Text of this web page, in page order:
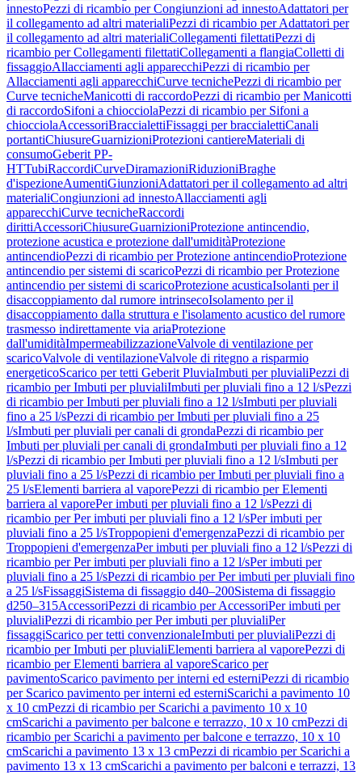
innestoPezzi di ricambio per Congiunzioni ad innestoAdattatori per
il collegamento ad altri materialiPezzi di ricambio per Adattatori per
il collegamento ad altri materialiCollegamenti filettatiPezzi di
ricambio per Collegamenti filettatiCollegamenti a flangiaColletti di
fissaggioAllacciamenti agli apparecchiPezzi di ricambio per
Allacciamenti agli apparecchiCurve tecnichePezzi di ricambio per
Curve tecnicheManicotti di raccordoPezzi di ricambio per Manicotti
di raccordoSifoni a chiocciolaPezzi di ricambio per Sifoni a
chiocciolaAccessoriBraccialettiFissaggi per braccialettiCanali
portantiChiusureGuarnizioniProtezioni cantiereMateriali di
consumoGeberit PP-
HTTubiRaccordiCurveDiramazioniRiduzioniBraghe
d'ispezioneAumentiGiunzioniAdattatori per il collegamento ad altri
materialiCongiunzioni ad innestoAllacciamenti agli
apparecchiCurve tecnicheRaccordi
dirittiAccessoriChiusureGuarnizioniProtezione antincendio,
protezione acustica e protezione dall'umiditàProtezione
antincendioPezzi di ricambio per Protezione antincendioProtezione
antincendio per sistemi di scaricoPezzi di ricambio per Protezione
antincendio per sistemi di scaricoProtezione acusticaIsolanti per il
disaccoppiamento dal rumore intrinsecoIsolamento per il
disaccoppiamento dalla struttura e l'isolamento acustico del rumore
trasmesso indirettamente via ariaProtezione
dall'umiditàImpermeabilizzazioneValvole di ventilazione per
scaricoValvole di ventilazioneValvole di ritegno a risparmio
energeticoScarico per tetti Geberit PluviaImbuti per pluvialiPezzi di
ricambio per Imbuti per pluvialiImbuti per pluviali fino a 12 l/sPezzi
di ricambio per Imbuti per pluviali fino a 12 l/sImbuti per pluviali
fino a 25 l/sPezzi di ricambio per Imbuti per pluviali fino a 25
l/sImbuti per pluviali per canali di grondaPezzi di ricambio per
Imbuti per pluviali per canali di grondaImbuti per pluviali fino a 12
l/sPezzi di ricambio per Imbuti per pluviali fino a 12 l/sImbuti per
pluviali fino a 25 l/sPezzi di ricambio per Imbuti per pluviali fino a
25 l/sElementi barriera al vaporePezzi di ricambio per Elementi
barriera al vaporePer imbuti per pluviali fino a 12 l/sPezzi di
ricambio per Per imbuti per pluviali fino a 12 l/sPer imbuti per
pluviali fino a 25 l/sTroppopieni d'emergenzaPezzi di ricambio per
Troppopieni d'emergenzaPer imbuti per pluviali fino a 12 l/sPezzi di
ricambio per Per imbuti per pluviali fino a 12 l/sPer imbuti per
pluviali fino a 25 l/sPezzi di ricambio per Per imbuti per pluviali fino
a 25 l/sFissaggiSistema di fissaggio d40–200Sistema di fissaggio
d250–315AccessoriPezzi di ricambio per AccessoriPer imbuti per
pluvialiPezzi di ricambio per Per imbuti per pluvialiPer
fissaggiScarico per tetti convenzionaleImbuti per pluvialiPezzi di
ricambio per Imbuti per pluvialiElementi barriera al vaporePezzi di
ricambio per Elementi barriera al vaporeScarico per
pavimentoScarico pavimento per interni ed esterniPezzi di ricambio
per Scarico pavimento per interni ed esterniScarichi a pavimento 10
x 10 cmPezzi di ricambio per Scarichi a pavimento 10 x 10
cmScarichi a pavimento per balcone e terrazzo, 10 x 10 cmPezzi di
ricambio per Scarichi a pavimento per balcone e terrazzo, 10 x 10
cmScarichi a pavimento 13 x 13 cmPezzi di ricambio per Scarichi a
pavimento 13 x 13 cmScarichi a pavimento per balconi e terrazzi, 13